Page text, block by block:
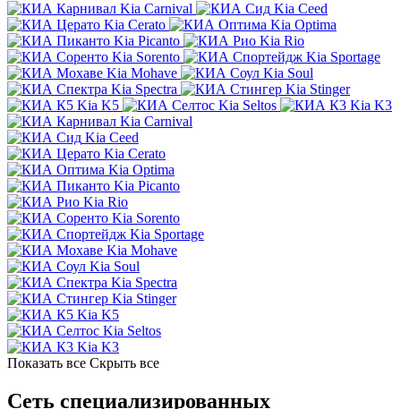
Kia Carnival
Kia Ceed
Kia Cerato
Kia Optima
Kia Picanto
Kia Rio
Kia Sorento
Kia Sportage
Kia Mohave
Kia Soul
Kia Spectra
Kia Stinger
Kia K5
Kia Seltos
Kia K3
Kia Carnival
Kia Ceed
Kia Cerato
Kia Optima
Kia Picanto
Kia Rio
Kia Sorento
Kia Sportage
Kia Mohave
Kia Soul
Kia Spectra
Kia Stinger
Kia K5
Kia Seltos
Kia K3
Показать все Скрыть все
Сеть специализированных